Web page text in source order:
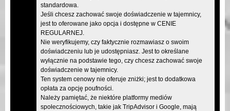
standardowa.
Jeśli chcesz zachować swoje doświadczenie w tajemnicy,
jest to oferowane jako opcja i dostępne w CENIE
REGULARNEJ.
Nie weryfikujemy, czy faktycznie rozmawiasz o swoim
doświadczeniu lub je udostępniasz. Jest to określane
wyłącznie na podstawie tego, czy chcesz zachować swoje
doświadczenie w tajemnicy.
Ten system cenowy nie oferuje zniżki; jest to dodatkowa
opłata za opcję poufności.
Należy pamiętać, że niektóre platformy mediów
społecznościowych, takie jak TripAdvisor i Google, mają